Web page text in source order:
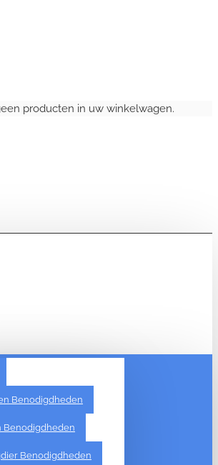
producten in uw winkelwagen.
Benodigdheden
Benodigdheden
Benodigdheden